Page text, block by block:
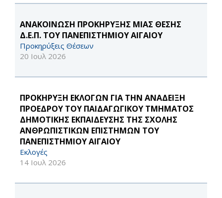
ΑΝΑΚΟΙΝΩΣΗ ΠΡΟΚΗΡΥΞΗΣ ΜΙΑΣ ΘΕΣΗΣ
Δ.Ε.Π. ΤΟΥ ΠΑΝΕΠΙΣΤΗΜΙΟΥ ΑΙΓΑΙΟΥ
Προκηρύξεις Θέσεων
20 Ιουλ 2026
ΠΡΟΚΗΡΥΞΗ ΕΚΛΟΓΩΝ ΓΙΑ ΤΗΝ ΑΝΑΔΕΙΞΗ
ΠΡΟΕΔΡΟΥ ΤΟΥ ΠΑΙΔΑΓΩΓΙΚΟΥ ΤΜΗΜΑΤΟΣ
ΔΗΜΟΤΙΚΗΣ ΕΚΠΑΙΔΕΥΣΗΣ ΤΗΣ ΣΧΟΛΗΣ
ΑΝΘΡΩΠΙΣΤΙΚΩΝ ΕΠΙΣΤΗΜΩΝ ΤΟΥ
ΠΑΝΕΠΙΣΤΗΜΙΟΥ ΑΙΓΑΙΟΥ
Εκλογές
14 Ιουλ 2026